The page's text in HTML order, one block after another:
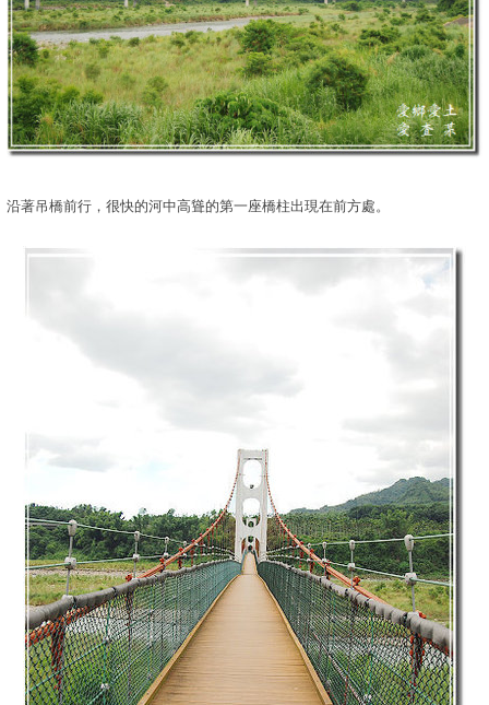
沿著吊橋前行，很快的河中高聳的第一座橋柱出現在前方處。